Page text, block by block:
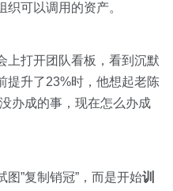
可以调用的资产。
上打开团队看板，看到沉默
提升了23%时，他想起老陈
办成的事，现在怎么办成
”复制销冠”，而是开始训